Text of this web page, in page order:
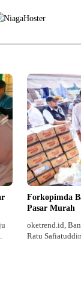
Forkopimda
Pasar Murah
oketrend.id,
Ratu